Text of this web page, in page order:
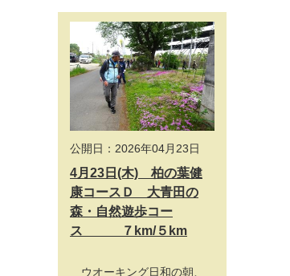
公開日：2026年04月23日
4月23日(木) 柏の葉健
康コースＤ 大青田の
森・自然遊歩コー
ス ７km/５km
ウオーキング日和の朝、